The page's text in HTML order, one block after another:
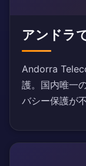
アンドラ
Andorra
護。国内唯一
バシー保護が